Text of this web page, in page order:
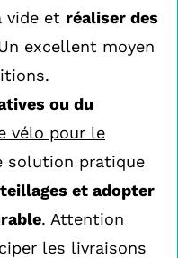
vide et réaliser des
excellent moyen
ou du
vélo pour le
solution pratique
et adopter
. Attention
les livraisons